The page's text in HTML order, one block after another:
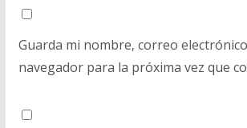
Guarda mi nombre, correo
navegador para la próxima vez que